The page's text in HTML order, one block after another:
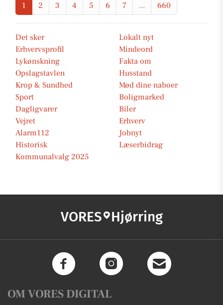
1 2 3 4 5 6 7 ... 660
Det sker
Lokalt nyt
Erhvervsprofil
Mindeord
Lykønskning
Fakta om
Opslagstavlen
Husstand
Krop & Sundhed
Mød dine naboer
Sport
Boligmarked
Dagligvarer
Biler
Vejret
Erhverv
Alarm112
Jobnyt
Historisk
Læserbidrag
Kommunalvalg 2025
VORES Hjørring
OM VORES DIGITAL